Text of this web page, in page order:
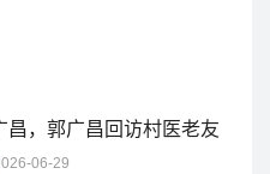
昌，郭广昌回访村医老友
06-29